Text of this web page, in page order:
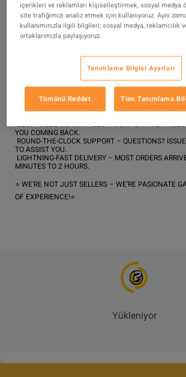
ÜRÜN TIPI
ITEM
⚡️ IGMONEY – YOUR RELIABLE IN-GAME GOODS
WHY PICK IGMONEY?
BEST VALUE GUARANTEED – COMPETITIVE PRICES DESIGNED TO KEEP
YOU COMING BACK.
TO ASSIST YOU.
MINUTES TO 2 HOURS.
⭐️ WE’RE NOT JUST SELLERS – WE’RE PASIONATE
OF EXPERIENCE!⭐️
Yükleniyor
içerikleri ve reklamları kişiselleştirmek, sosyal medya
site trafiğimizi analiz etmek için kullanıyoruz. Aynı
kullanımınızla ilgili bilgileri; sosyal medya, reklamcılık
ortaklarımızla paylaşıyoruz.
Tanımlama Bilgisi Ayarları
Tümünü Reddet Tüm Tanımlama